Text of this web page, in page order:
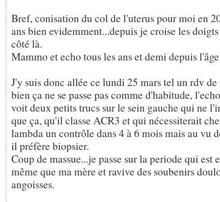
Bref, conisation du col de l'uterus pour moi en
ans bien evidemment...depuis je croise les
côté là.
Mammo et echo tous les ans et demi depuis
J'y suis donc allée ce lundi 25 mars tel un rdv
bien ça ne se passe pas comme d'habitude,
voit deux petits trucs sur le sein gauche qui ne
que ça, qu'il classe ACR3 et qui nécessiterait
lambda un contrôle dans 4 à 6 mois mais au vu
il préfère biopsier.
Coup de massue...je passe sur la periode qui est
même que ma mère et ravive des soubenirs
angoisses.